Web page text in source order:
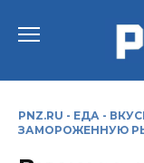
PNZ.RU - ЕДА -
ЗАМОРОЖЕННУЮ